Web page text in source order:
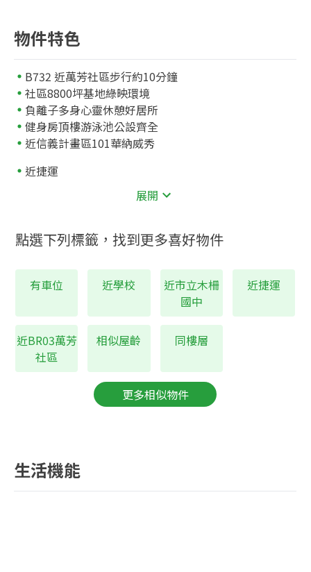
物件特色
B732 近萬芳社區步行約10分鐘
社區8800坪基地綠映環境
負離子多身心靈休憩好居所
健身房頂樓游泳池公設齊全
近信義計畫區101華納威秀
近捷運
市立萬芳國小605公尺
展開
點選下列標籤，找到更多喜好物件
有車位 近學校
近市立木柵
國中
近捷運
近BR03萬芳
社區
相似屋齡 同樓層
更多相似物件
生活機能